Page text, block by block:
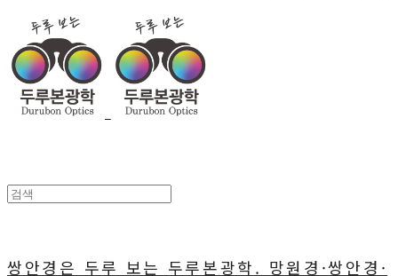
쌍안경은 두루 보는 두루본광학. 망원경·쌍안경·